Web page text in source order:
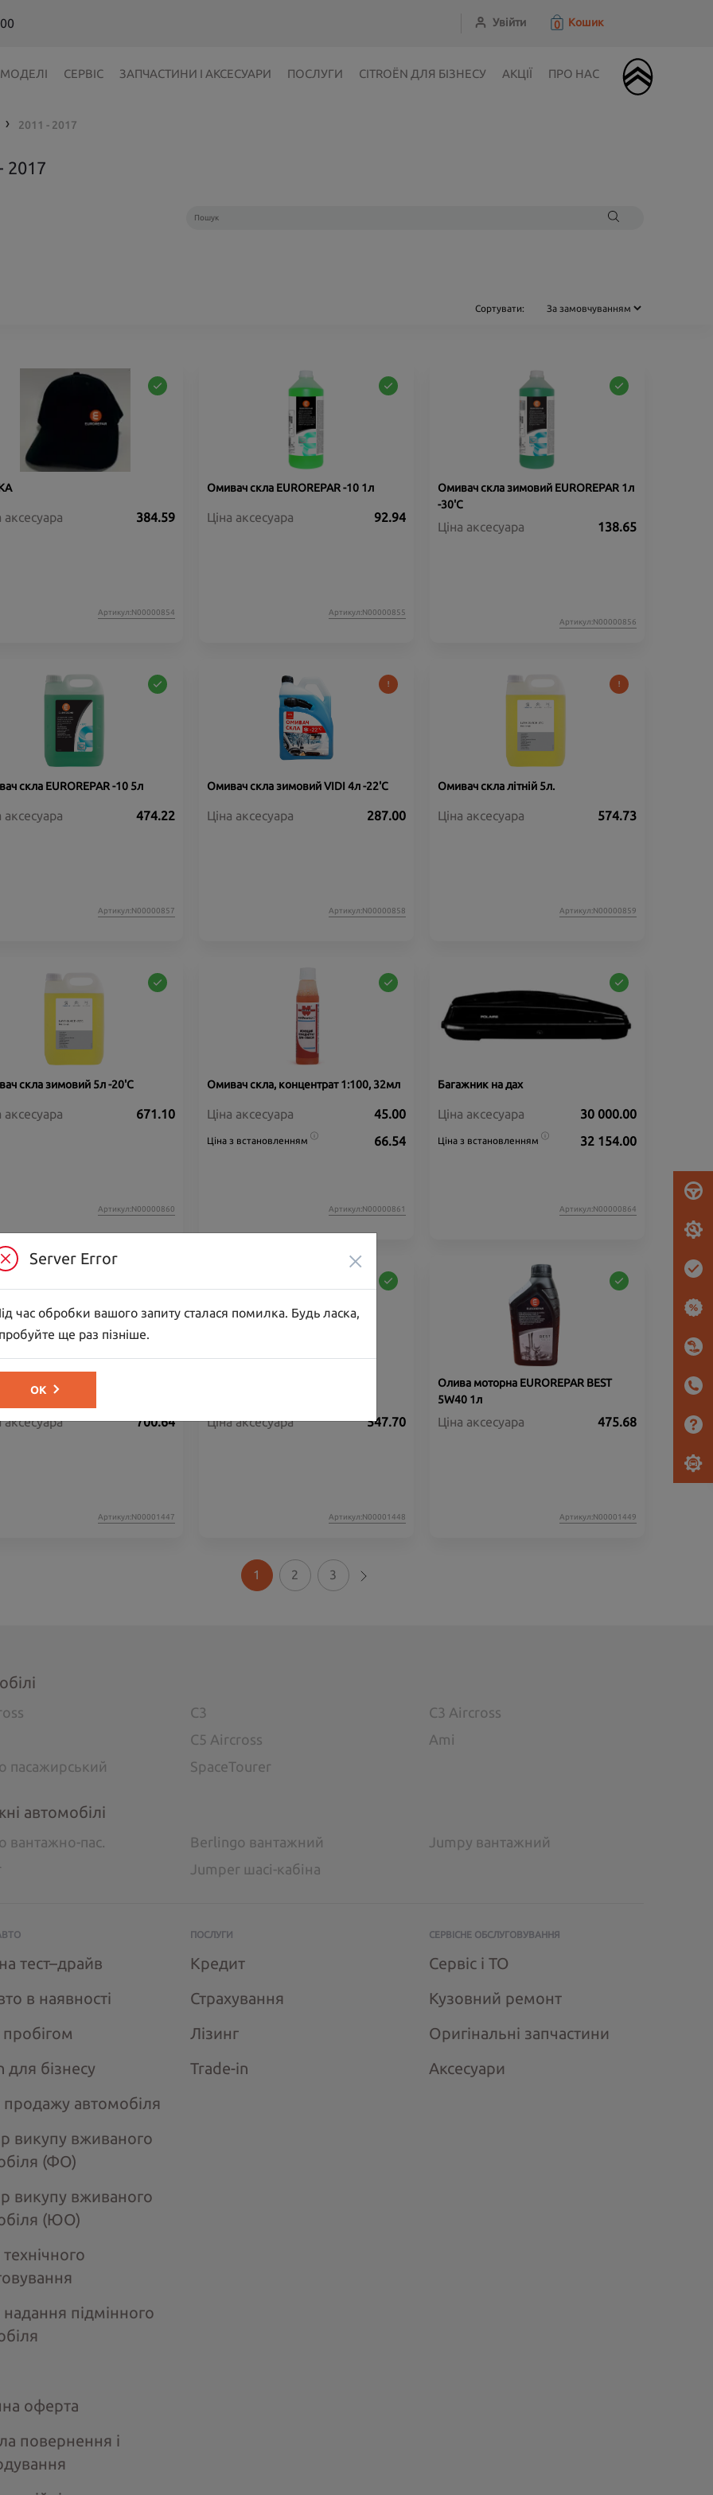
Увійти 0 Кошик
МОДЕЛІ СЕРВІС ЗАПЧАСТИНИ І АКСЕСУАРИ ПОСЛУГИ CITROЁN ДЛЯ БІЗНЕСУ АКЦІЇ ПРО НАС
❯ 2011 - 2017
2017
Сортувати:
аксесуара 384.59
Артикул:N00000854
Омивач скла EUROREPAR -10 1л
Ціна аксесуара 92.94
Артикул:N00000855
Омивач скла зимовий EUROREPAR 1л
-30'C
Ціна аксесуара 138.65
Артикул:N00000856
скла EUROREPAR -10 5л
аксесуара 474.22
Артикул:N00000857
Омивач скла зимовий VIDI 4л -22'C
Ціна аксесуара 287.00
Артикул:N00000858
Омивач скла літній 5л.
Ціна аксесуара 574.73
Артикул:N00000859
скла зимовий 5л -20'C
аксесуара 671.10
Артикул:N00000860
Омивач скла, концентрат 1:100, 32мл
Ціна аксесуара 45.00
Ціна з встановленням 66.54
Артикул:N00000861
Багажник на дах
Ціна аксесуара 30 000.00
Ціна з встановленням 32 154.00
Артикул:N00000864
моторна EUROREPAR 0W30 C2
аксесуара 700.64
Артикул:N00001447
Ціна аксесуара 547.70
Артикул:N00001448
Олива моторна EUROREPAR BEST
5W40 1л
Ціна аксесуара 475.68
Артикул:N00001449
1 2 3
C3
C3 Aircross
C5 Aircross
Ami
пасажирський
SpaceTourer
автомобілі
вантажно-пас. Berlingo вантажний
Jumpy вантажний
Jumper шасі-кабіна
тест–драйв
в наявності
для бізнесу
автомобіля
викупу вживаного
(ФО)
викупу вживаного
(ЮО)
підмінного
оферта
повернення і
ПОСЛУГИ
Кредит
Страхування
Лізинг
Trade-in
СЕРВІСНЕ ОБСЛУГОВУВАННЯ
Сервіс і ТО
Кузовний ремонт
Оригінальні запчастини
Аксесуари
Server Error ×
час обробки вашого запиту сталася помилка. Будь ласка,
ще раз пізніше.
ОК